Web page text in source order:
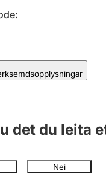
det du leita
Nei